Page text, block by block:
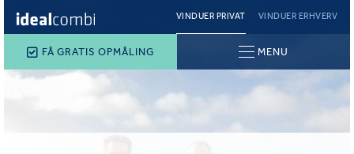
VINDUER PRIVAT VINDUER ERHVERV
FÅ GRATIS OPMÅLING MENU